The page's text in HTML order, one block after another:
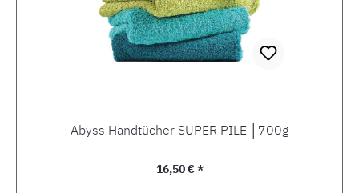
Abyss Handtücher SUPER PILE │700g
Regulärer Preis:
16,50 € *